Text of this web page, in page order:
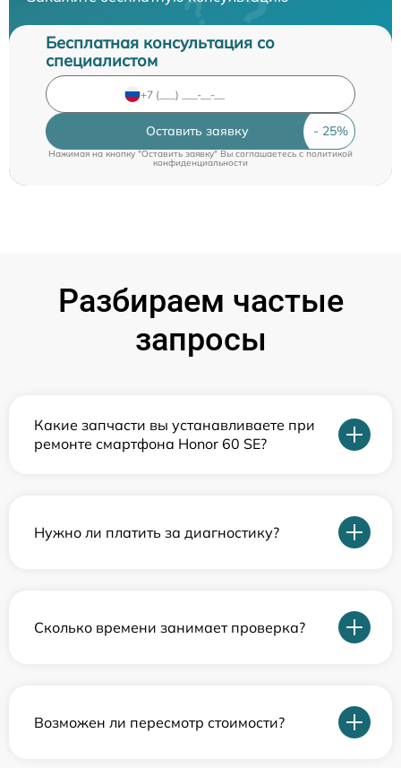
Бесплатная консультация со
специалистом
Оставить заявку
Нажимая на кнопку "Оставить заявку" Вы соглашаетесь cполитикой
конфиденциальности
Разбираем частые
запросы
Какие запчасти вы устанавливаете при
ремонте смартфона Honor 60 SE?
Нужно ли платить за диагностику?
Сколько времени занимает проверка?
Возможен ли пересмотр стоимости?